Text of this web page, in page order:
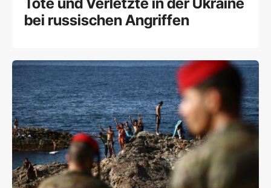
Tote und Verletzte in der Ukraine
bei russischen Angriffen